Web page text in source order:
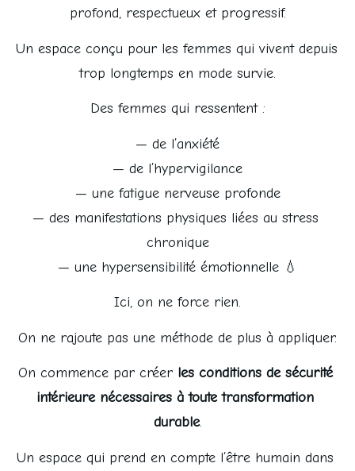
profond, respectueux et progressif.
Un espace conçu pour les femmes qui vivent depuis
trop longtemps en mode survie.
Des femmes qui ressentent :
— de l’anxiété
— de l’hypervigilance
— une fatigue nerveuse profonde
— des manifestations physiques liées au stress
chronique
— une hypersensibilité émotionnelle 💧
Ici, on ne force rien.
On ne rajoute pas une méthode de plus à appliquer.
On commence par créer les conditions de sécurité
intérieure nécessaires à toute transformation
durable.
Un espace qui prend en compte l’être humain dans